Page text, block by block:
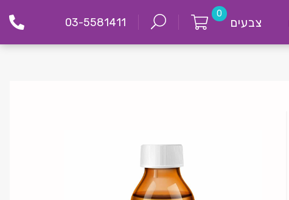
צבעים
0
03-5581411